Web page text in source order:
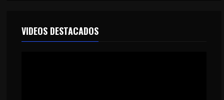
VIDEOS DESTACADOS